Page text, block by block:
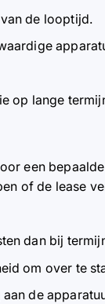
de looptijd.
op lange
een
of de lease
dan bij
om over te
de